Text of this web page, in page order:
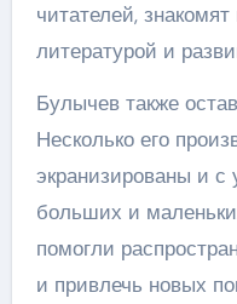
читателей,
литературой и
Булычев также
Несколько его
экранизированы и с
больших и
помогли
и привлечь новых